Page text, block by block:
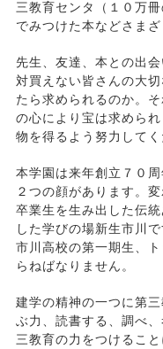
三教育センタ（１０万
でみつけた本などさま
先生、友達、本との出
対買えない皆さんの大
たら求められるのか。
の心により宝は求めら
物を得るよう努力してく
本学園は来年創立７０
２つの顔があります。
卒業生を生み出した伝
した学びの場新生市川
市川高校の第一期生、
らねばなりません。
建学の精神の一つに第
ぶ力、読書する、調べ
三教育の力をつけるこ